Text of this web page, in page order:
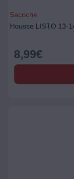
Sacoche
Housse LISTO 13-
8,99€